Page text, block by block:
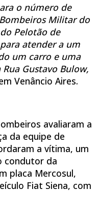
o número de
Militar do
Pelotão de
atender a um
um carro e uma
Gustavo Bulow,
Venâncio Aires.
avaliaram a
da equipe de
a vítima, um
condutor da
placa Mercosul,
Fiat Siena, com